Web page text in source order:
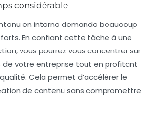
considérable
en interne demande beaucoup
En confiant cette tâche à une
, vous pourrez vous concentrer sur
de votre entreprise tout en profitant
Cela permet d’accélérer le
de contenu sans compromettre